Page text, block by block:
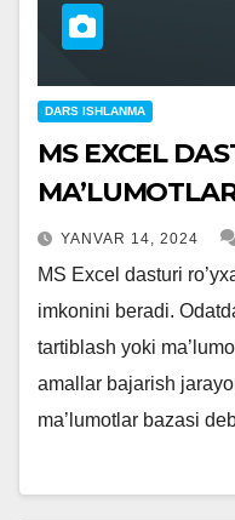
DARS ISHLANMA
MS EXCEL
YANVAR 14, 2024
MS Excel dasturi
imkonini beradi.
tartiblash yoki
amallar bajarish
ma’lumotlar bazasi